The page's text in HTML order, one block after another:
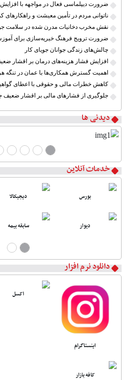
ناتوانی مردم در تأمین معیشت و راهکارهای
نقش مخرب دخانیات مدرن شده در سلامت
ضرورت ترویج فرهنگ خیریه‌سازی برای
چالش‌های زندگی جوانان جویای کار
افزایش فشار هزینه‌های درمان بر اقشار
اهمیت گسترش همکاری‌ها با عمان در تنگه
کاهش خطرات مالی و حقوقی با اعطای
جلوگیری از فشارهای مالی بر اقشار ضعیف
دیدنی ها
خدمات آنلاین
بورس دیجیکالا
دیوار سابقه بیمه
دانلود نرم افزار
اینستاگرام
اکسل
کافه بازار